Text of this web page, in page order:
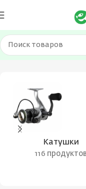
Главная Товары с
Катушки
116